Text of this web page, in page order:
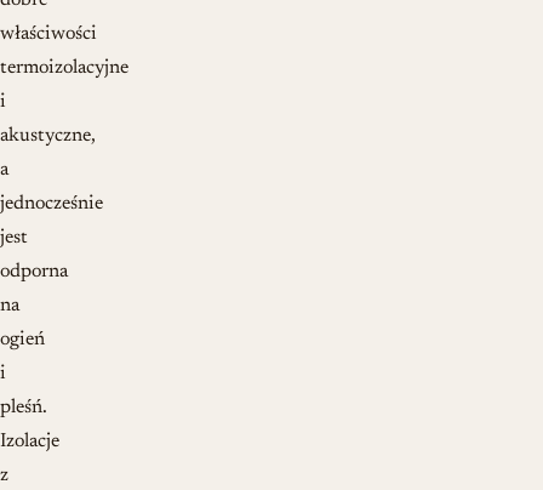
właściwości
termoizolacyjne
i
akustyczne,
a
jednocześnie
jest
odporna
na
ogień
i
pleśń.
Izolacje
z